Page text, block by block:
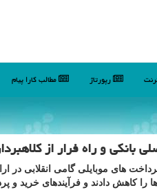
رپورتاژ مطالب كارا پیام
بانكی و راه فرار از
های موبایلی گامی انقلابی
را كاهش دادند و فرآیندهای خرید و